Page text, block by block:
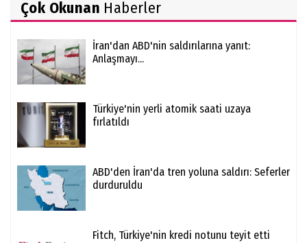
Çok Okunan Haberler
İran'dan ABD'nin saldırılarına yanıt:
Anlaşmayı...
Türkiye'nin yerli atomik saati uzaya
fırlatıldı
ABD'den İran'da tren yoluna saldırı: Seferler
durduruldu
Fitch, Türkiye'nin kredi notunu teyit etti